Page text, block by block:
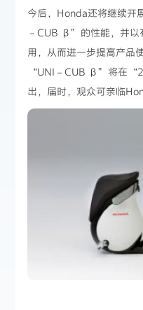
今后，Honda还将继续开
－CUB β”的性能，并以
用，从而进一步提高产品
“UNI－CUB β”将在
出，届时，观众可亲临